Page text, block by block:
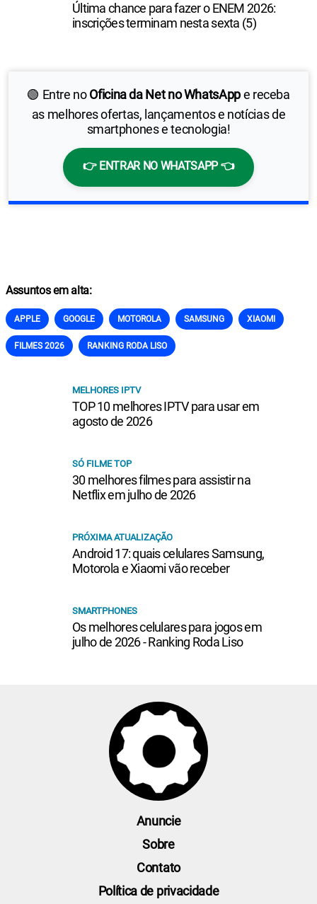
🟢 Entre noOficina da Net no WhatsAppe receba
as melhores ofertas, lançamentos e notícias de
smartphones e tecnologia!
👉 ENTRAR NO WHATSAPP 👈
Última chance para fazer o ENEM 2026:
inscrições terminam nesta sexta (5)
Assuntos em alta:
APPLE GOOGLE MOTOROLA SAMSUNG XIAOMI
FILMES 2026 RANKING RODA LISO
MELHORES IPTV
TOP 10 melhores IPTV para usar em
agosto de 2026
SÓ FILME TOP
30 melhores filmes para assistir na
Netflix em julho de 2026
PRÓXIMA ATUALIZAÇÃO
Android 17: quais celulares Samsung,
Motorola e Xiaomi vão receber
SMARTPHONES
Os melhores celulares para jogos em
julho de 2026 - Ranking Roda Liso
Anuncie
Sobre
Contato
Política de privacidade